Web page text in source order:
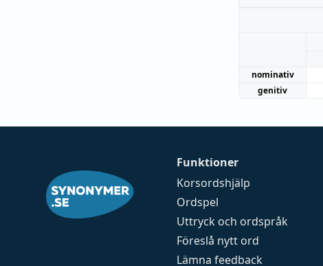
nominativ
genitiv
Funktioner
Korsordshjälp
Ordspel
Uttryck och ordspråk
Föreslå nytt ord
Lämna feedback